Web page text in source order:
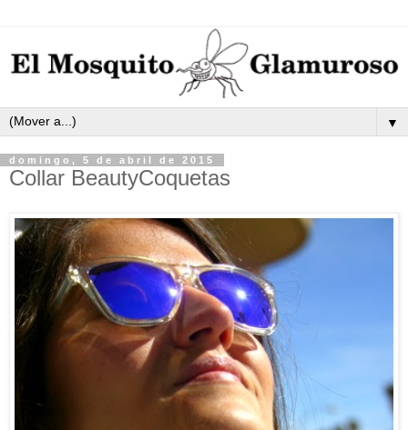
▼
domingo, 5 de abril de 2015
Collar BeautyCoquetas